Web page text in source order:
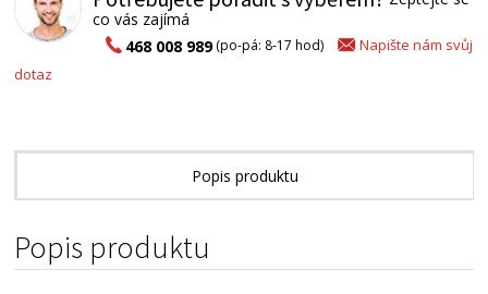
co vás zajímá
468 008 989(po-pá: 8-17 hod)
Napište nám svůj
dotaz
Popis produktu
Popis produktu